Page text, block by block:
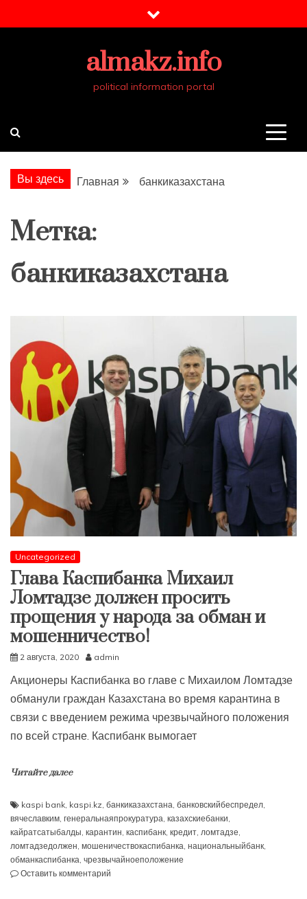
к
almakz.info
political information portal
Вы здесь Главная банкиказахстана
Метка:
банкиказахстана
Uncategorized
Глава Каспибанка Михаил
Ломтадзе должен просить
прощения у народа за обман и
мошенничество!
2 августа, 2020 admin
Акционеры Каспибанка во главе с Михаилом Ломтадзе
обманули граждан Казахстана во время карантина в
связи с введением режима чрезвычайного положения
по всей стране. Каспибанк вымогает
Читайте далее
kaspi bank, kaspi.kz, банкиказахстана, банковскийбеспредел,
вячеславким, генеральнаяпрокуратура, казахскиебанки,
кайратсатыбалды, карантин, каспибанк, кредит, ломтадзе,
ломтадзедолжен, мошеничествокаспибанка, национальныйбанк,
обманкаспибанка, чрезвычайноеположение
Оставить комментарий